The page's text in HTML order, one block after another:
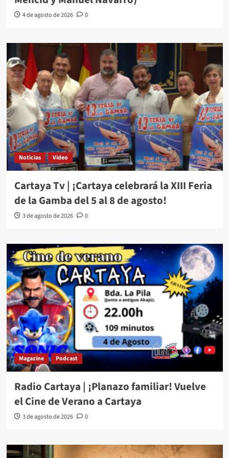
4 de agosto de 2026 0
Noticias Video
Cartaya Tv | ¡Cartaya celebrará la XIII Feria
de la Gamba del 5 al 8 de agosto!
3 de agosto de 2026 0
Magazine Podcast
Radio Cartaya | ¡Planazo familiar! Vuelve
el Cine de Verano a Cartaya
3 de agosto de 2026 0